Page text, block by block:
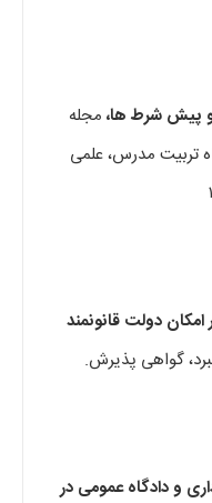
و پیش شرط ها، مجله
تربیت مدرس، علمی
امکان دولت قانونمند
گواهی پذیرش.
و دادگاه عمومی در